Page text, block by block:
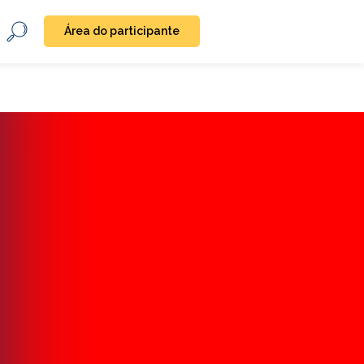
Área do participante